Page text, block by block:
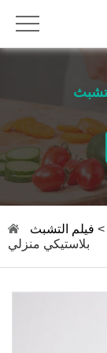
>
بلاستيكي منزلي